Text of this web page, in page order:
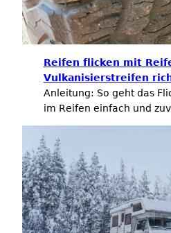
Reifen flicken mit
Vulkanisierstreifen
Anleitung: So geht das
im Reifen einfach und